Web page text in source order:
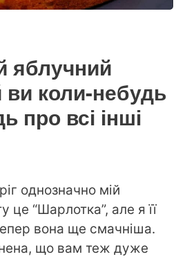
яблучний
ви коли-небудь
про всі інші
однозначно мій
це “Шарлотка”, але я її
вона ще смачніша.
що вам теж дуже